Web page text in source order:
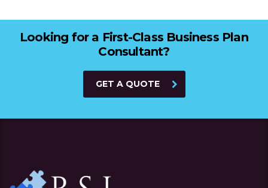
Looking for a First-Class Business Plan
Consultant?
GET A QUOTE